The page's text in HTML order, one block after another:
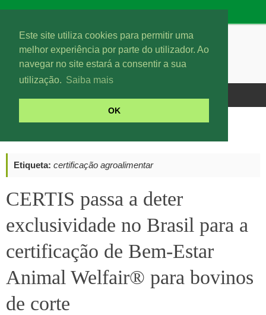
Este site utiliza cookies para permitir uma
melhor experiência por parte do utilizador. Ao
navegar no site estará a consentir a sua
utilização. Saiba mais
OK
Etiqueta: certificação agroalimentar
CERTIS passa a deter
exclusividade no Brasil para a
certificação de Bem-Estar
Animal Welfair® para bovinos
de corte